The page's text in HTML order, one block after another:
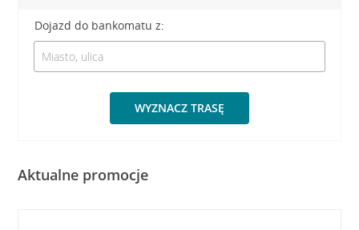
Dojazd do bankomatu z:
WYZNACZ TRASĘ
Aktualne promocje